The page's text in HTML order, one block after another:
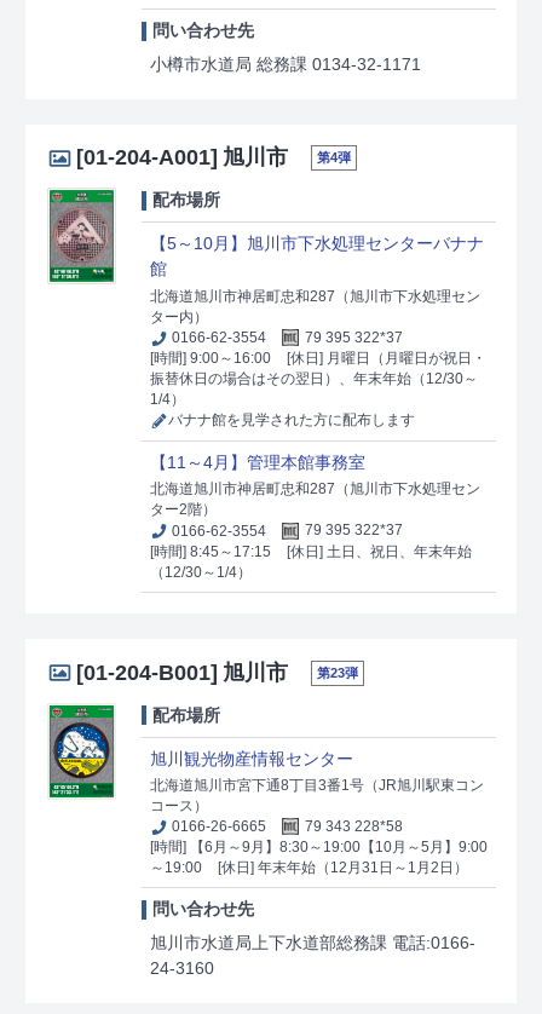
問い合わせ先
小樽市水道局 総務課 0134-32-1171
[01-204-A001] 旭川市 第4弾
配布場所
【5～10月】旭川市下水処理センターバナナ
館
北海道旭川市神居町忠和287（旭川市下水処理セン
ター内）
0166-62-3554
79 395 322*37
[時間] 9:00～16:00
[休日] 月曜日（月曜日が祝日・
振替休日の場合はその翌日）、年末年始（12/30～
1/4）
バナナ館を見学された方に配布します
【11～4月】管理本館事務室
北海道旭川市神居町忠和287（旭川市下水処理セン
ター2階）
0166-62-3554
79 395 322*37
[時間] 8:45～17:15
[休日] 土日、祝日、年末年始
（12/30～1/4）
[01-204-B001] 旭川市 第23弾
配布場所
旭川観光物産情報センター
北海道旭川市宮下通8丁目3番1号（JR旭川駅東コン
コース）
0166-26-6665
79 343 228*58
[時間] 【6月～9月】8:30～19:00【10月～5月】9:00
～19:00
[休日] 年末年始（12月31日～1月2日）
問い合わせ先
旭川市水道局上下水道部総務課 電話:0166-
24-3160